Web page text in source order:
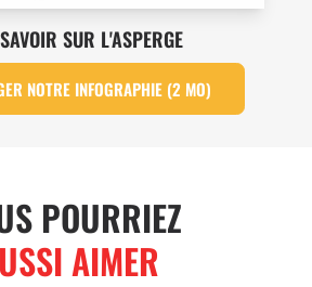
SUR L'ASPERGE
NOTRE INFOGRAPHIE (2 MO)
POURRIEZ
AIMER